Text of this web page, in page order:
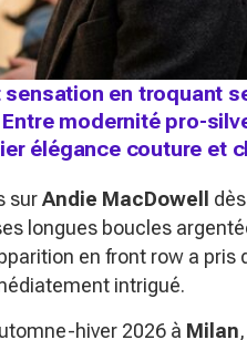
en troquant
modernité pro-
élégance couture et
surAndie MacDowell
longues boucles
en front row a pris
intrigué.
hiver 2026 à Milan